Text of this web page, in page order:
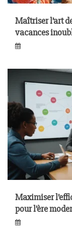
Maîtriser l’art
vacances
Maximiser
pour l’ère